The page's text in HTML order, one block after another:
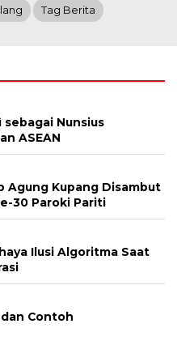
Tag Berita
sebagai Nunsius
ASEAN
Agung Kupang Disambut
30 Paroki Pariti
Ilusi Algoritma Saat
Contoh